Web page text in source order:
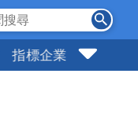
指標企業 壹蘋頭家